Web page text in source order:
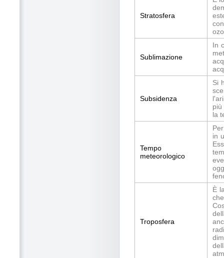
Stratosfera
Sublimazione
In
Subsidenza
Si
più
la
Tempo
meteorologico
in
Troposfera
È